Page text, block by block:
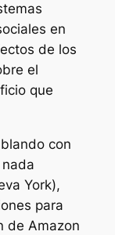
en
de los
el
que
con
York),
para
de Amazon